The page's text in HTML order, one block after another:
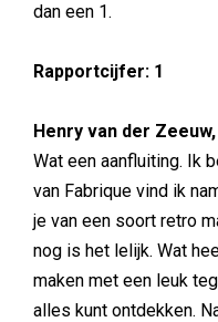
dan een 1.
Rapportcijfer: 1
Henry van der
Wat een aanfluiting. Ik
van Fabrique vind ik
je van een soort retro
nog is het lelijk. Wat
maken met een leuk
alles kunt ontdekken.